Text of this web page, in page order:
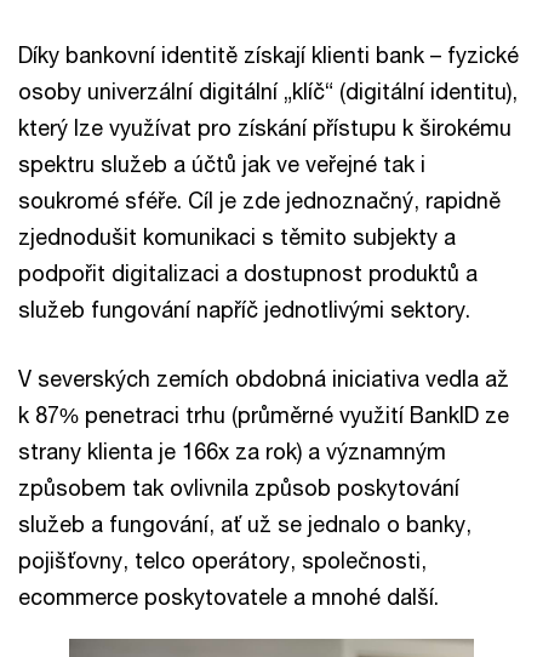
Díky bankovní identitě získají klienti bank – fyzické
osoby univerzální digitální „klíč“ (digitální identitu),
který lze využívat pro získání přístupu k širokému
spektru služeb a účtů jak ve veřejné tak i
soukromé sféře. Cíl je zde jednoznačný, rapidně
zjednodušit komunikaci s těmito subjekty a
podpořit digitalizaci a dostupnost produktů a
služeb fungování napříč jednotlivými sektory.
V severských zemích obdobná iniciativa vedla až
k 87% penetraci trhu (průměrné využití BankID ze
strany klienta je 166x za rok) a významným
způsobem tak ovlivnila způsob poskytování
služeb a fungování, ať už se jednalo o banky,
pojišťovny, telco operátory, společnosti,
ecommerce poskytovatele a mnohé další.